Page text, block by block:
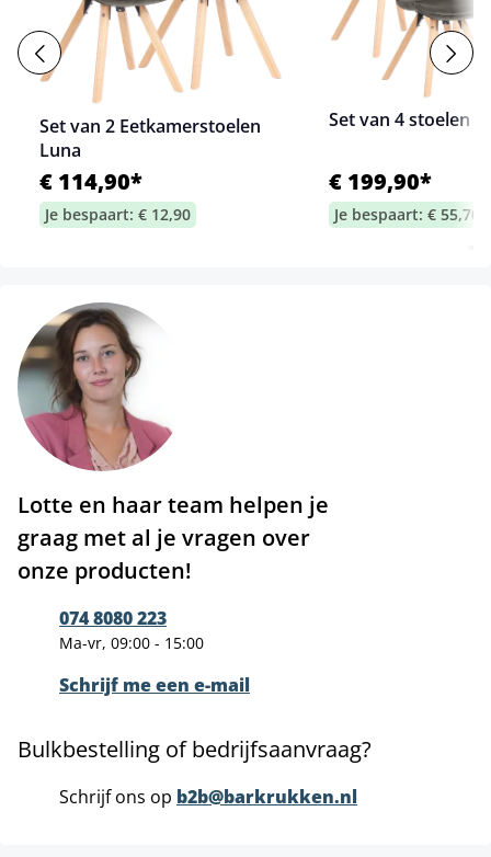
Set van 2 Eetkamerstoelen
Luna
€ 114,90*
Je bespaart: € 12,90
Set van 4 stoelen
€ 199,90*
Je bespaart: € 55,70
Lotte en haar team helpen je
graag met al je vragen over
onze producten!
074 8080 223
Ma-vr, 09:00 - 15:00
Schrijf me een e-mail
Bulkbestelling of bedrijfsaanvraag?
Schrijf ons op b2b@barkrukken.nl